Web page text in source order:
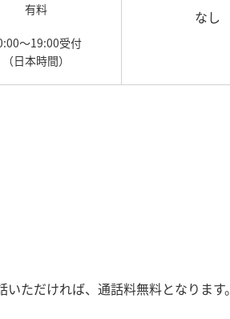
有料
～19:00受付
（日本時間）
なし
ただければ、通話料無料となります。